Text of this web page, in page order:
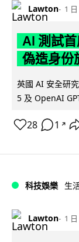
Lawton 1 日
AI 測試
偽造身份
英國 AI 安全研
5 及 OpenAI
28 1 ↗
科技娛樂 生
Lawton 1 日